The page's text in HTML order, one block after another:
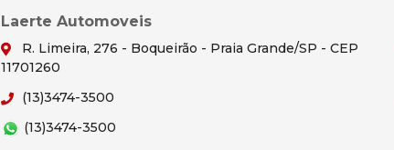
Laerte Automoveis
R. Limeira, 276 - Boqueirão - Praia Grande/SP - CEP
11701260
(13)3474-3500
(13)3474-3500